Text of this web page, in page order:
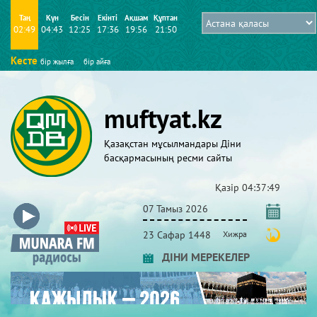
Таң
02:49
Күн
04:43
Бесін
12:25
Екінті
17:36
Ақшам
19:56
Құптан
21:50
Кесте бір жылға бір айға
muftyat.kz
Қазақстан мұсылмандары Діни
басқармасының ресми сайты
Қазір 04:37:49
07 Тамыз 2026
23 Сафар 1448 Хижра
ДІНИ МЕРЕКЕЛЕР